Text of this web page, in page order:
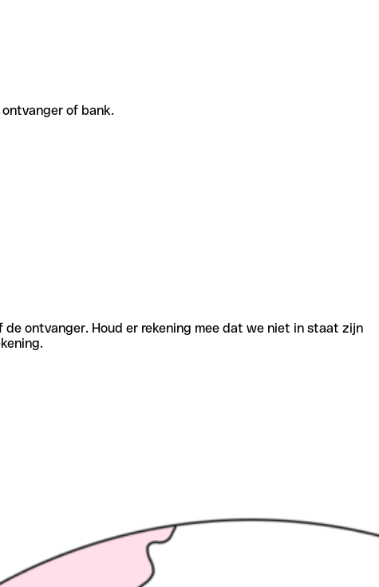
of bank.
ontvanger. Houd er rekening mee dat we niet in staat zijn